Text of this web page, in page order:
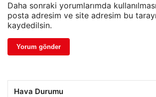
Daha sonraki yorumlarımda
posta adresim ve site adresim bu
kaydedilsin.
Hava Durumu